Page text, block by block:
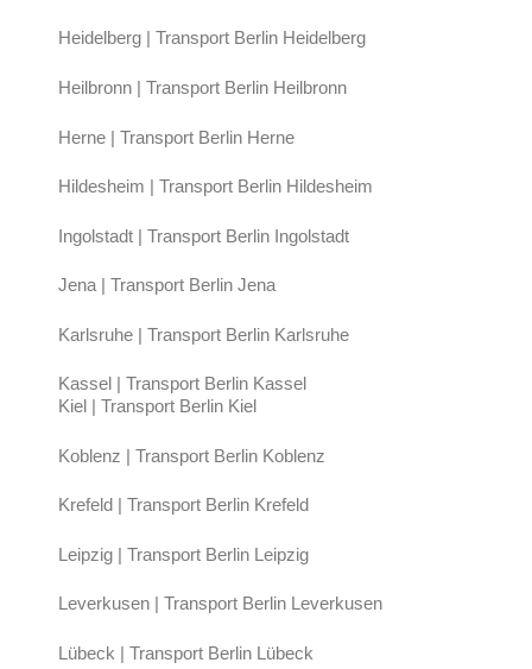
Heidelberg | Transport Berlin Heidelberg
Heilbronn | Transport Berlin Heilbronn
Herne | Transport Berlin Herne
Hildesheim | Transport Berlin Hildesheim
Ingolstadt | Transport Berlin Ingolstadt
Jena | Transport Berlin Jena
Karlsruhe | Transport Berlin Karlsruhe
Kassel | Transport Berlin Kassel
Kiel | Transport Berlin Kiel
Koblenz | Transport Berlin Koblenz
Krefeld | Transport Berlin Krefeld
Leipzig | Transport Berlin Leipzig
Leverkusen | Transport Berlin Leverkusen
Lübeck | Transport Berlin Lübeck